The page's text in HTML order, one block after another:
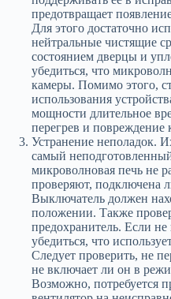
предотвращает
Для этого достаточно
нейтральные чистящие
состоянием дверцы и
убедиться, что
камеры. Помимо этого,
использования
мощности длительное
перегрев и повреждение
Устранение неполадок.
самый
микроволновая печь не
проверяют, подключена
Выключатель должен
положении. Также
предохранитель. Если не
убедиться, что
Следует проверить, не
не включает ли он в
Возможно, потребуется